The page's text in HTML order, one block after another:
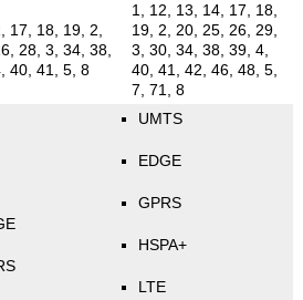
17, 18, 19, 2,
28, 3, 34, 38,
40, 41, 5, 8
1, 12, 13, 14, 17, 18,
19, 2, 20, 25, 26, 29,
3, 30, 34, 38, 39, 4,
40, 41, 42, 46, 48, 5,
7, 71, 8
UMTS
EDGE
GPRS
HSPA+
LTE